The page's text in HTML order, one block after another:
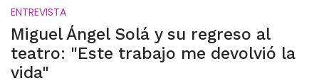
ENTREVISTA
Miguel Ángel Solá y su regreso al
teatro: "Este trabajo me devolvió la
vida"